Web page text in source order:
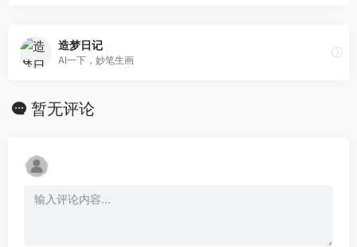
造梦日记
AI一下，妙笔生画
暂无评论